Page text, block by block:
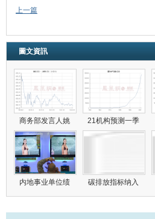
上一篇
圖文資訊
商务部发言人姚 21机构预测一季
内地事业单位绩 碳排放指标纳入